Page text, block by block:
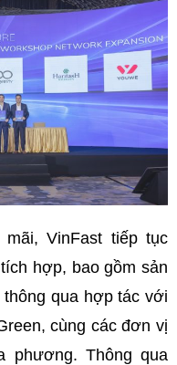
VinFast tiếp tục
hợp, bao gồm sản
qua hợp tác với
cùng các đơn vị
phương. Thông qua